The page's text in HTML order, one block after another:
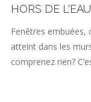
HORS DE
Fenêtres embuées,
atteint dans les
comprenez rien?